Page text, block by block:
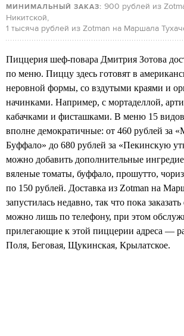
МИНИМАЛЬНЫЙ ЗАКАЗ: 900 рублей из
Никитской,
1 тысяча рублей из Zotman на Маршала
Пиццерия шеф-повара Дмитрия Зотова
по меню. Пиццу здесь готовят в
неровной формы, со вздутыми краями и
начинками. Например, с мортаделлой,
кабачками и фисташками. В меню 15
вполне демократичные: от 460 рублей за
Буффало» до 680 рублей за «Пекинскую
можно добавить дополнительные
вяленые томаты, буффало, прошутто,
по 150 рублей. Доставка из Zotman на
запустилась недавно, так что пока
можно лишь по телефону, при этом
прилегающие к этой пиццерии адреса —
Поля, Беговая, Щукинская, Крылатское.